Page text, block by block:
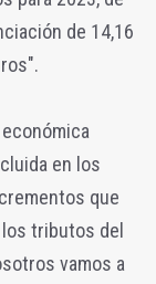
de 14,16
en los
que
tributos del
vamos a